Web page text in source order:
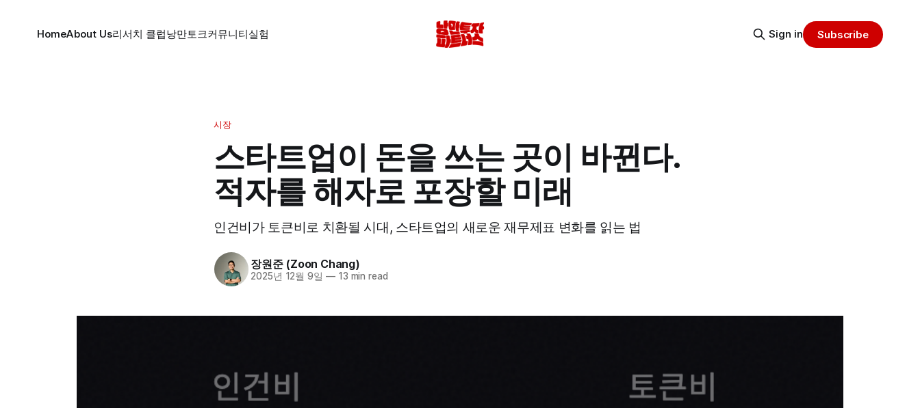
HomeAbout Us리서치 클럽낭만토크커뮤니티실험 Sign in Subscribe
시장
스타트업이 돈을 쓰는 곳이 바뀐다.
적자를 해자로 포장할 미래
인건비가 토큰비로 치환될 시대, 스타트업의 새로운 재무제표 변화를 읽는 법
장원준 (Zoon Chang)
2025년 12월 9일 —13 min read